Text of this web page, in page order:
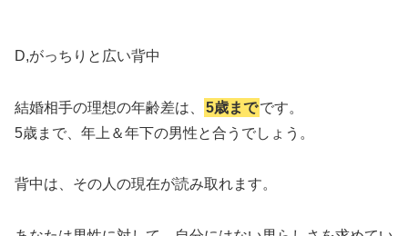
D,がっちりと広い背中
結婚相手の理想の年齢差は、 5歳までです。
5歳まで、年上＆年下の男性と合うでしょう。
背中は、その人の現在が読み取れます。